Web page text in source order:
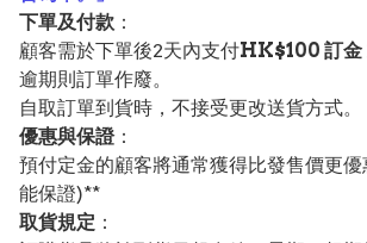
下單及付款 ：
顧客需於下單後2天內支付HK$100 訂金
逾期則訂單作廢。
自取訂單到貨時，不接受更改送貨方式。
優惠與保證：
預付定金的顧客將通常獲得比發售價更
能保證)**
取貨規定 ：